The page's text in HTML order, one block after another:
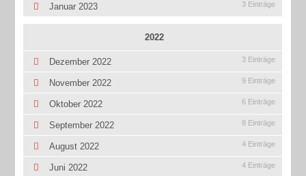
Januar 2023 3 Einträge
2022
Dezember 2022 3 Einträge
November 2022 9 Einträge
Oktober 2022 6 Einträge
September 2022 8 Einträge
August 2022 4 Einträge
Juni 2022 4 Einträge